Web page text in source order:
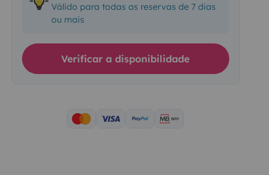
Válido para todas as reservas de 7 dias
ou mais
Verificar a disponibilidade